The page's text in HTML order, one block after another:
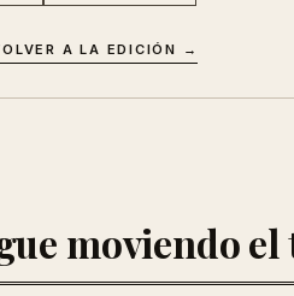
A LA EDICIÓN →
moviendo